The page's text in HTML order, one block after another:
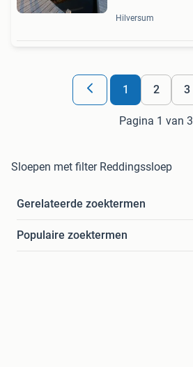
Hilversum
1 2 3
Pagina 1 van 3
Sloepen met filter Reddingssloep
Gerelateerde zoektermen
Populaire zoektermen